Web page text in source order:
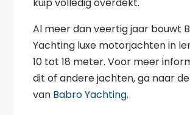
kuip volledig overdekt.
Al meer dan veertig jaar bouwt
Yachting luxe motorjachten in
10 tot 18 meter. Voor meer
dit of andere jachten, ga naar
van Babro Yachting.